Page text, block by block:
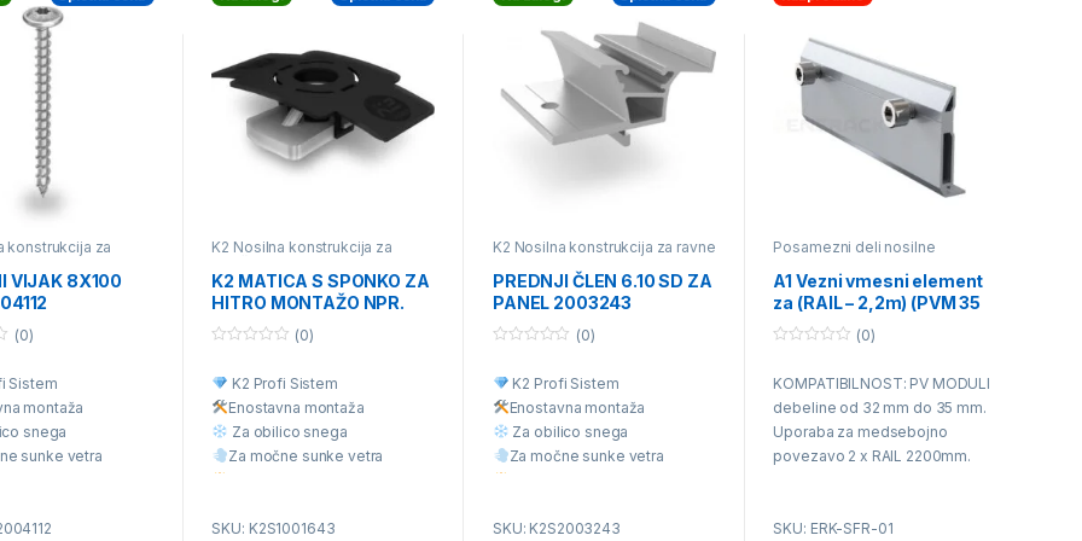
konstrukcija za
ali betonski
deli nosilne
VIJAK 8X100
(0)
Sistem
montaža
snega
sunke vetra
K2 Nosilna konstrukcija za
opečno kritino ali betonski
strešnik,K2 Nosilna konstrukcija
za ravne strehe - sika, K2
Nosilna konstrukcija za valovito
konstrukcija za različne vrste
Posamezni deli nosilne
K2 MATICA S SPONKO ZA
HITRO MONTAŽO NPR.
OPTIMIZATORJA (INOX)
1001643
u
t
o
f
5
(0)
K2 Profi Sistem
Enostavna montaža
Za obilico snega
Za močne sunke vetra
SKU: K2S1001643
K2 Nosilna konstrukcija za ravne
Posamezni deli
nosilne konstrukcije
PREDNJI ČLEN 6.10 SD ZA
PANEL 2003243
u
o
f
5
(0)
K2 Profi Sistem
Enostavna montaža
Za obilico snega
Za močne sunke vetra
SKU: K2S2003243
Posamezni deli nosilne
A1 Vezni vmesni element
za (RAIL – 2,2m) (PVM 35
mm)
u
o
f
5
(0)
KOMPATIBILNOST: PV MODULI
debeline od 32 mm do 35 mm.
Uporaba za medsebojno
povezavo 2 x RAIL 2200mm.
SKU: ERK-SFR-01